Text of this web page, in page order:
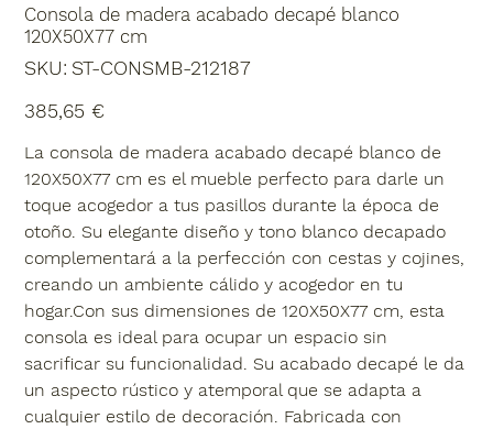
Consola de madera acabado decapé blanco
120X50X77 cm
SKU: SKU
ST-
ST-CONSMB-212187
385,65 €
La consola de madera acabado decapé blanco de
120X50X77 cm es el mueble perfecto para darle un
toque acogedor a tus pasillos durante la época de
otoño. Su elegante diseño y tono blanco decapado
complementará a la perfección con cestas y cojines,
creando un ambiente cálido y acogedor en tu
hogar.Con sus dimensiones de 120X50X77 cm, esta
consola es ideal para ocupar un espacio sin
sacrificar su funcionalidad. Su acabado decapé le da
un aspecto rústico y atemporal que se adapta a
cualquier estilo de decoración. Fabricada con